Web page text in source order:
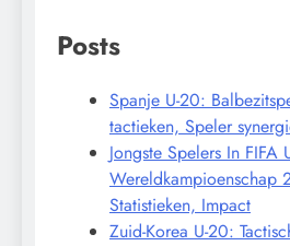
Posts
Spanje U-20:
tactieken, Speler
Jongste Spelers In FIFA
Wereldkampioenschap
Statistieken, Impact
Zuid-Korea U-20: